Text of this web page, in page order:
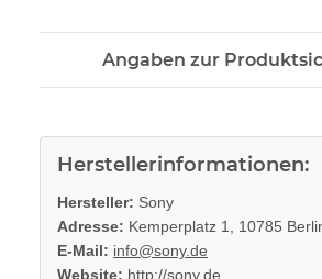
Angaben zur
Herstellerinformationen:
Hersteller: Sony
Adresse: Kemperplatz 1, 10785
E-Mail: info@sony.de
Website: http://sony.de